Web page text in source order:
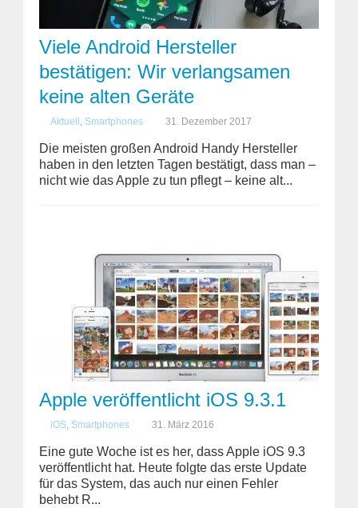
Viele Android Hersteller
bestätigen: Wir verlangsamen
keine alten Geräte
Aktuell Smartphones 31. Dezember 2017
Die meisten großen Android Handy Hersteller
haben in den letzten Tagen bestätigt, dass man –
nicht wie das Apple zu tun pflegt – keine alt...
Apple veröffentlicht iOS 9.3.1
iOS, Smartphones 31. März 2016
Eine gute Woche ist es her, dass Apple iOS 9.3
veröffentlicht hat. Heute folgte das erste Update
für das System, das auch nur einen Fehler
behebt R...